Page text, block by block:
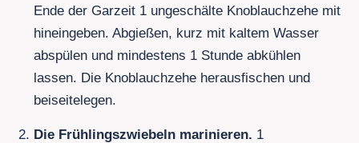
Ende der Garzeit 1 ungeschälte Knoblauchzehe mit
hineingeben. Abgießen, kurz mit kaltem Wasser
abspülen und mindestens 1 Stunde abkühlen
lassen. Die Knoblauchzehe herausfischen und
beiseitelegen.
Die Frühlingszwiebeln marinieren. 1